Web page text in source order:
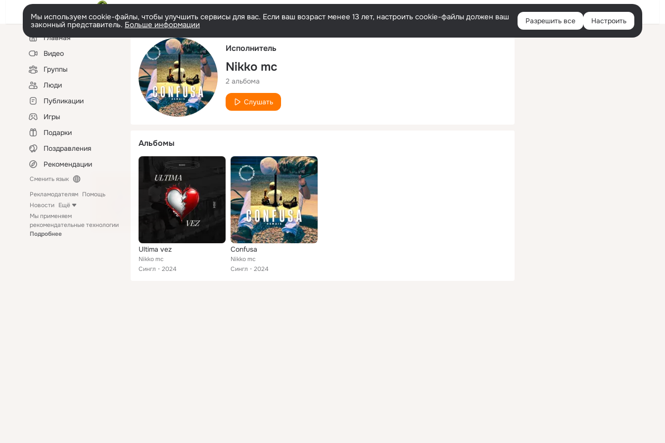
Русский Войти
Мы используем cookie-файлы, чтобы улучшить сервисы для вас. Если ваш возраст менее 13 лет, настроить cookie-файлы должен ваш
законный представитель. Больше информации Разрешить все Настроить
Левая
колонкаГлавная
Видео
Группы
Люди
Публикации
Игры
Подарки
Поздравления
Рекомендации
Сменить язык
Рекламодателям Помощь
Новости Ещё
Мы применяем
рекомендательные технологии
Подробнее
Исполнитель
Nikko mc
2 альбома
Слушать
Альбомы
Ultima vez
Nikko mc
Сингл
2024
Confusa
Nikko mc
Сингл
2024